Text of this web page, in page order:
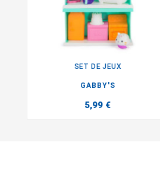
SET DE JEUX
GABBY'S
5,99 €